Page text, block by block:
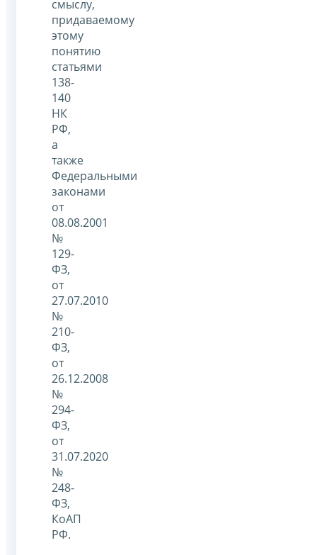
смыслу,
придаваемому
этому
понятию
статьями
138-
140
НК
РФ,
а
также
Федеральными
законами
от
08.08.2001
№
129-
ФЗ,
от
27.07.2010
№
210-
ФЗ,
от
26.12.2008
№
294-
ФЗ,
от
31.07.2020
№
248-
ФЗ,
КоАП
РФ.